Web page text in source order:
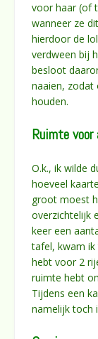
voor haar (of
wanneer ze
hierdoor de
verdween bij
besloot
naaien, zodat
houden.
Ruimte voor
O.k., ik wilde
hoeveel
groot moest
overzichtelijk
keer een
tafel, kwam
hebt voor 2
ruimte hebt
Tijdens een
namelijk toch